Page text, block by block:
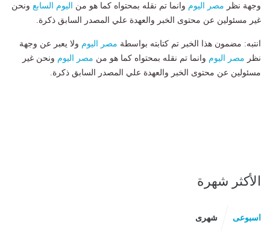
وجهة نظر مصر اليوم وانما تم نقله بمحتواه كما هو من اليوم السابع ونحن
غير مسئولين عن محتوى الخبر والعهدة علي المصدر السابق ذكرة.
انتبه: مضمون هذا الخبر تم كتابته بواسطة مصر اليوم ولا يعبر عن وجهة
نظر مصر اليوم وانما تم نقله بمحتواه كما هو من مصر اليوم ونحن غير
مسئولين عن محتوى الخبر والعهدة علي المصدر السابق ذكرة.
الأكثر شهرة
اسبوعى شهرى